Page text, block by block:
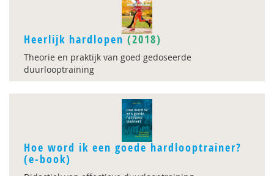
Heerlijk hardlopen (2018)
Theorie en praktijk van goed gedoseerde
duurlooptraining
Hoe word ik een goede hardlooptrainer?
(e-book)